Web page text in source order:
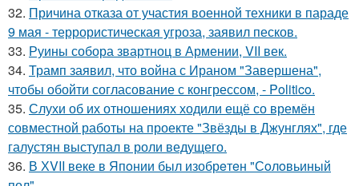
32. Причина отказа от участия военной техники в параде
9 мая - террористическая угроза, заявил песков.
33. Руины собора звартноц в Армении, VII век.
34. Трамп заявил, что война с Ираном "Завершена",
чтобы обойти согласование с конгрессом, - Politico.
35. Слухи об их отношениях ходили ещё со времён
совместной работы на проекте "Звёзды в Джунглях", где
галустян выступал в роли ведущего.
36. В ХVII веке в Япoнии был изобрeтeн "Сoлoвьиный